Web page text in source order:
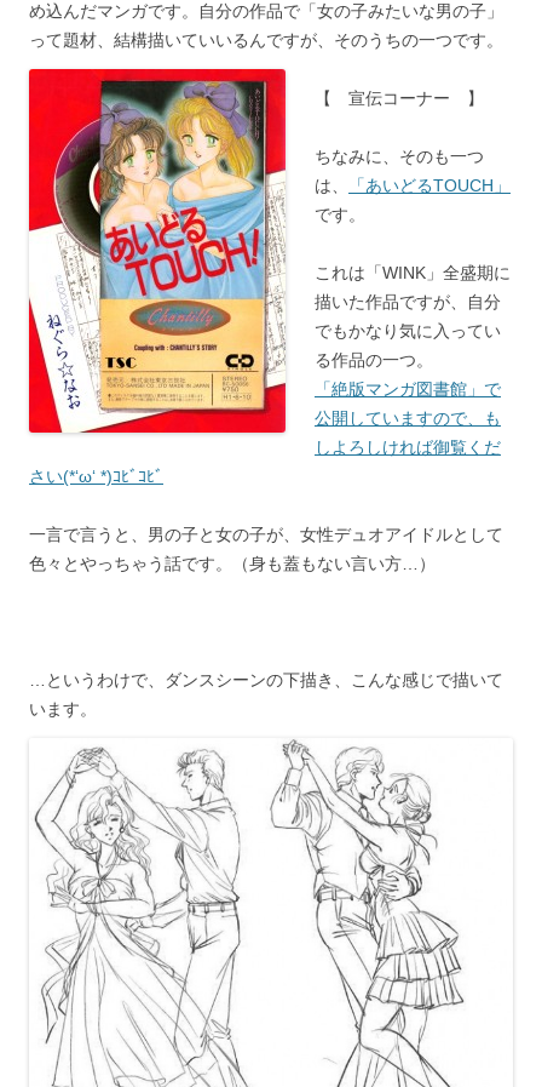
め込んだマンガです。自分の作品で「女の子みたいな男の子」
って題材、結構描いていいるんですが、そのうちの一つです。
【 宣伝コーナー 】
ちなみに、そのも一つ
は、
「あいどるTOUCH」
です。
これは「WINK」全盛期に
描いた作品ですが、自分
でもかなり気に入ってい
る作品の一つ。
「絶版マンガ図書館」で
公開していますので、も
しよろしければ御覧くだ
さい(*‘ω‘ *)ｺﾋﾞｺﾋﾞ
一言で言うと、男の子と女の子が、女性デュオアイドルとして
色々とやっちゃう話です。（身も蓋もない言い方…）
…というわけで、ダンスシーンの下描き、こんな感じで描いて
います。